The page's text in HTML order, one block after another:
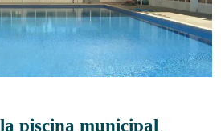
piscina municipal